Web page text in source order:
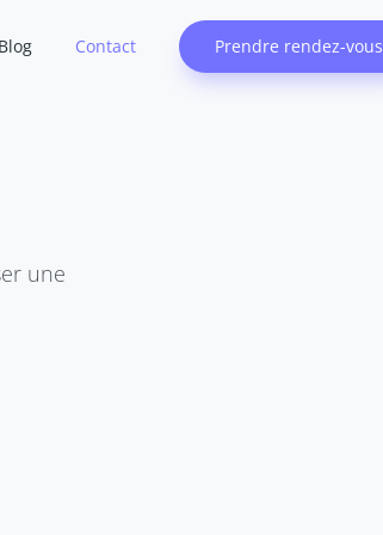
Blog Contact Prendre rendez-vous
une